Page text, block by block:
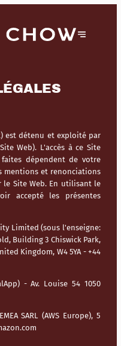
est détenu et exploité par
Web). L'accès à ce Site
dépendent de votre
mentions et renonciations
le Site Web. En utilisant le
accepté les présentes
Limited (sous l'enseigne:
Building 3 Chiswick Park,
Kingdom, W4 5YA - +44
- Av. Louise 54 1050
SARL (AWS Europe), 5